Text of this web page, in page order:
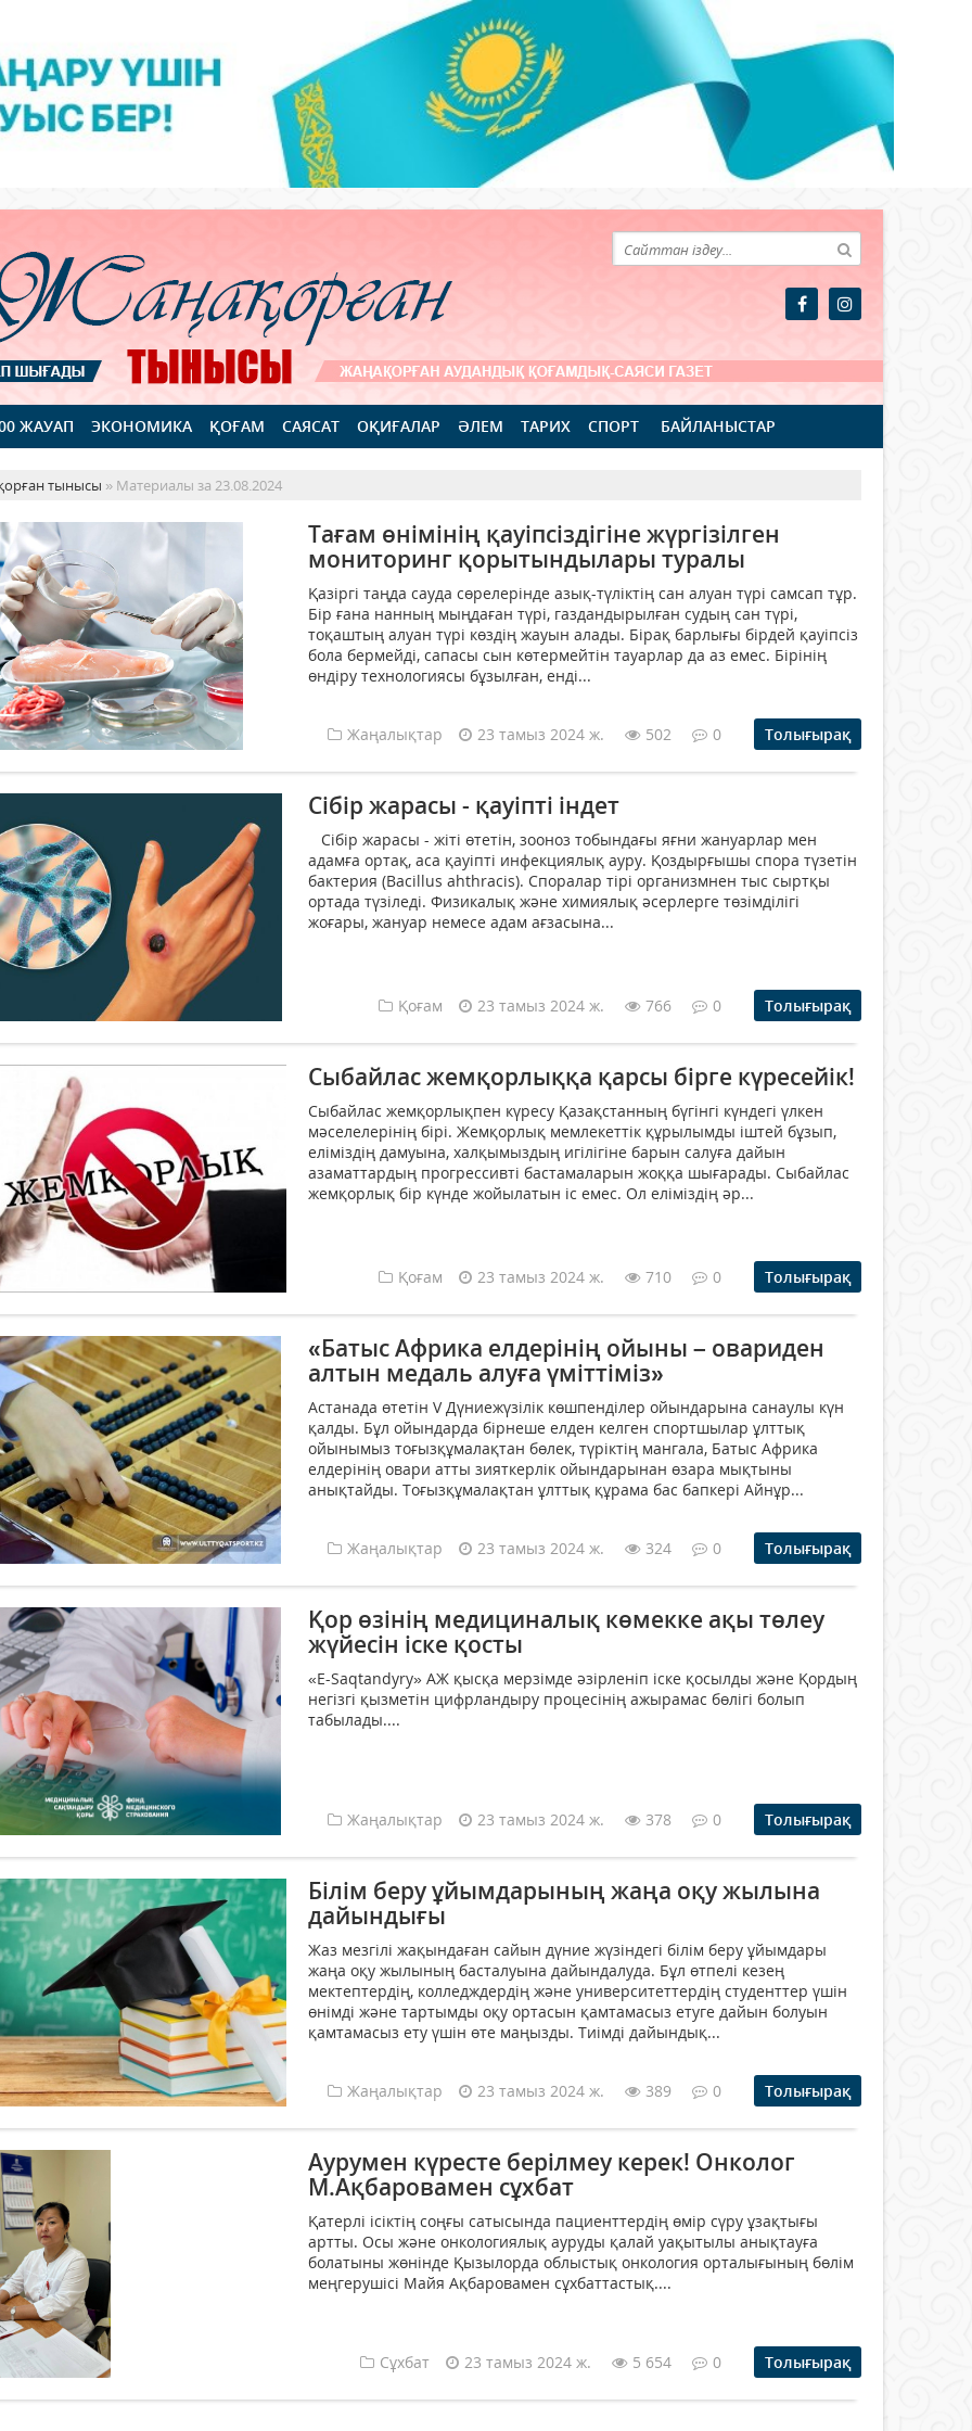
ЖАУАП ЭКОНОМИКА ҚОҒАМ САЯСАТ ОҚИҒАЛАР ӘЛЕМ ТАРИХ СПОРТ БАЙЛАНЫСТАР
тынысы » Материалы за 23.08.2024
Тағам өнімінің қауіпсіздігіне жүргізілген
мониторинг қорытындылары туралы
Қазіргі таңда сауда сөрелерінде азық-түліктің сан алуан түрі самсап тұр.
Бір ғана нанның мыңдаған түрі, газдандырылған судың сан түрі,
тоқаштың алуан түрі көздің жауын алады. Бірақ барлығы бірдей қауіпсіз
бола бермейді, сапасы сын көтермейтін тауарлар да аз емес. Бірінің
өндіру технологиясы бұзылған, енді...
Жаңалықтар 23 тамыз 2024 ж. 502 0 Толығырақ
Сібір жарасы - қауіпті індет
Сібір жарасы - жіті өтетін, зооноз тобындағы яғни жануарлар мен
адамға ортақ, аса қауіпті инфекциялық ауру. Қоздырғышы спора түзетін
бактерия (Bacillus ahthracis). Споралар тірі организмнен тыс сыртқы
ортада түзіледі. Физикалық және химиялық әсерлерге төзімділігі
жоғары, жануар немесе адам ағзасына...
Қоғам 23 тамыз 2024 ж. 766 0 Толығырақ
Сыбайлас жемқорлыққа қарсы бірге күресейік!
Сыбайлас жемқорлықпен күресу Қазақстанның бүгінгі күндегі үлкен
мәселелерінің бірі. Жемқорлық мемлекеттік құрылымды іштей бұзып,
еліміздің дамуына, халқымыздың игілігіне барын салуға дайын
азаматтардың прогрессивті бастамаларын жоққа шығарады. Сыбайлас
жемқорлық бір күнде жойылатын іс емес. Ол еліміздің әр...
Қоғам 23 тамыз 2024 ж. 710 0 Толығырақ
«Батыс Африка елдерінің ойыны – овариден
алтын медаль алуға үміттіміз»
Астанада өтетін V Дүниежүзілік көшпенділер ойындарына санаулы күн
қалды. Бұл ойындарда бірнеше елден келген спортшылар ұлттық
ойынымыз тоғызқұмалақтан бөлек, түріктің мангала, Батыс Африка
елдерінің овари атты зияткерлік ойындарынан өзара мықтыны
анықтайды. Тоғызқұмалақтан ұлттық құрама бас бапкері Айнұр...
Жаңалықтар 23 тамыз 2024 ж. 324 0 Толығырақ
Қор өзінің медициналық көмекке ақы төлеу
жүйесін іске қосты
«Е-Saqtandyry» АЖ қысқа мерзімде әзірленіп іске қосылды және Қордың
негізгі қызметін цифрландыру процесінің ажырамас бөлігі болып
табылады....
Жаңалықтар 23 тамыз 2024 ж. 378 0 Толығырақ
Білім беру ұйымдарының жаңа оқу жылына
дайындығы
Жаз мезгілі жақындаған сайын дүние жүзіндегі білім беру ұйымдары
жаңа оқу жылының басталуына дайындалуда. Бұл өтпелі кезең
мектептердің, колледждердің және университеттердің студенттер үшін
өнімді және тартымды оқу ортасын қамтамасыз етуге дайын болуын
қамтамасыз ету үшін өте маңызды. Тиімді дайындық...
Жаңалықтар 23 тамыз 2024 ж. 389 0 Толығырақ
Аурумен күресте берілмеу керек! Онколог
М.Ақбаровамен сұхбат
Қатерлі ісіктің соңғы сатысында пациенттердің өмір сүру ұзақтығы
артты. Осы және онкологиялық ауруды қалай уақытылы анықтауға
болатыны жөнінде Қызылорда облыстық онкология орталығының бөлім
меңгерушісі Майя Ақбаровамен сұхбаттастық....
Сұхбат 23 тамыз 2024 ж. 5 654 0 Толығырақ